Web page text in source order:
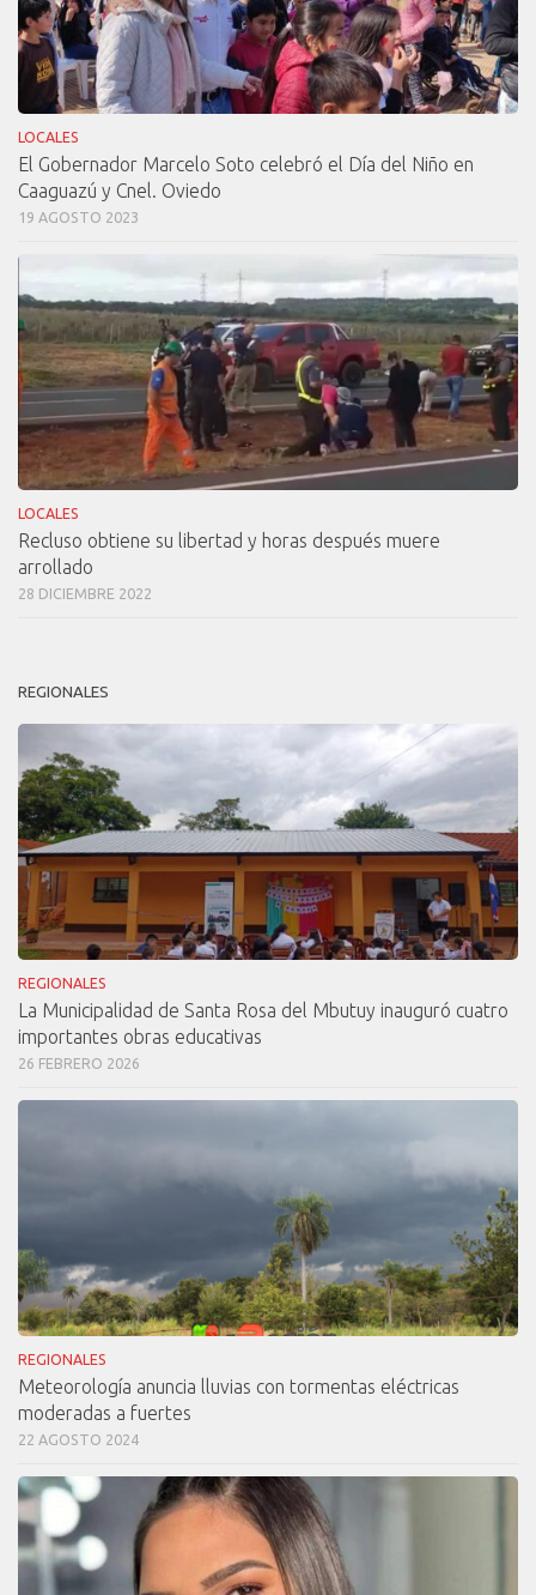
LOCALES
El Gobernador Marcelo Soto celebró el Día del Niño en
Caaguazú y Cnel. Oviedo
19 AGOSTO 2023
LOCALES
Recluso obtiene su libertad y horas después muere
arrollado
28 DICIEMBRE 2022
REGIONALES
REGIONALES
La Municipalidad de Santa Rosa del Mbutuy inauguró cuatro
importantes obras educativas
26 FEBRERO 2026
REGIONALES
Meteorología anuncia lluvias con tormentas eléctricas
moderadas a fuertes
22 AGOSTO 2024